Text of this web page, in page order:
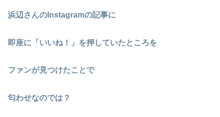
浜辺さんのInstagramの記事に
即座に「いいね！」を押していたところを
ファンが見つけたことで
匂わせなのでは？